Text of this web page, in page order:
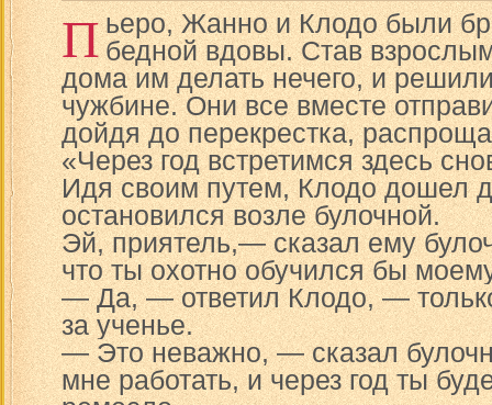
Пьеро, Жанно и Клодо были
бедной вдовы. Став
дома им делать нечего, и
чужбине. Они все вместе
дойдя до перекрестка,
«Через год встретимся здесь
Идя своим путем, Клодо дошел
остановился возле булочной.
Эй, приятель,— сказал ему
что ты охотно обучился бы
— Да, — ответил Клодо, —
за ученье.
— Это неважно, — сказал
мне работать, и через год ты